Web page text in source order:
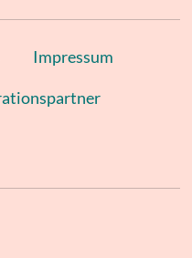
Impressum